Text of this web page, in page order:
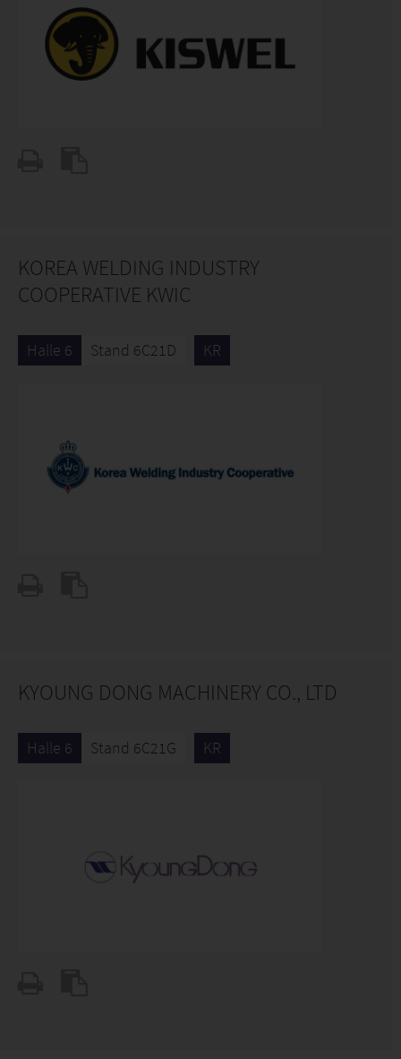
KOREA WELDING INDUSTRY
COOPERATIVE KWIC
Halle 6 Stand 6C21D KR
KYOUNG DONG MACHINERY CO., LTD
Halle 6 Stand 6C21G KR